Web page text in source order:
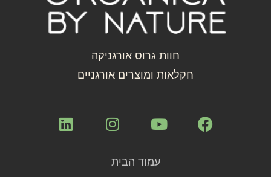
חוות גרוס אורגניקה
חקלאות ומוצרים אורגניים
עמוד הבית